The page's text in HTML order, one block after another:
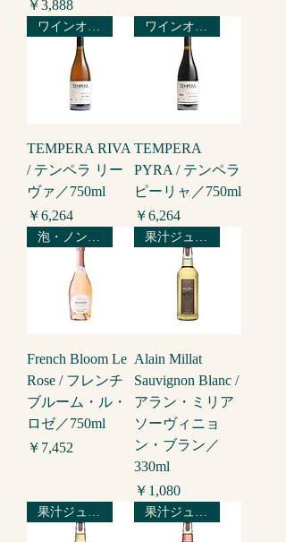
価格
￥3,888
ワインオルタナティブ
TEMPERA RIVA
/ テンペラ リー
ヴァ／750ml
価格
￥6,264
ワインオルタナティブ
TEMPERA
PYRA / テンペラ
ピーリャ／750ml
価格
￥6,264
泡・ノンアルコールワイン
French Bloom Le
Rose / フレンチ
ブルーム・ル・
ロゼ／750ml
価格
￥7,452
果汁ジュース
Alain Millat
Sauvignon Blanc /
アラン・ミリア
ソーヴィニョ
ン・ブラン／
330ml
価格
￥1,080
果汁ジュース 果汁ジュース